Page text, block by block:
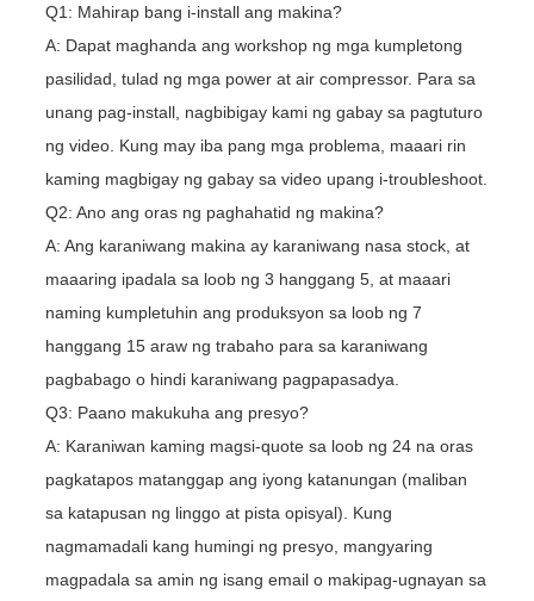
Q1: Mahirap bang i-install ang makina?
A: Dapat maghanda ang workshop ng mga kumpletong
pasilidad, tulad ng mga power at air compressor. Para sa
unang pag-install, nagbibigay kami ng gabay sa pagtuturo
ng video. Kung may iba pang mga problema, maaari rin
kaming magbigay ng gabay sa video upang i-troubleshoot.
Q2: Ano ang oras ng paghahatid ng makina?
A: Ang karaniwang makina ay karaniwang nasa stock, at
maaaring ipadala sa loob ng 3 hanggang 5, at maaari
naming kumpletuhin ang produksyon sa loob ng 7
hanggang 15 araw ng trabaho para sa karaniwang
pagbabago o hindi karaniwang pagpapasadya.
Q3: Paano makukuha ang presyo?
A: Karaniwan kaming magsi-quote sa loob ng 24 na oras
pagkatapos matanggap ang iyong katanungan (maliban
sa katapusan ng linggo at pista opisyal). Kung
nagmamadali kang humingi ng presyo, mangyaring
magpadala sa amin ng isang email o makipag-ugnayan sa